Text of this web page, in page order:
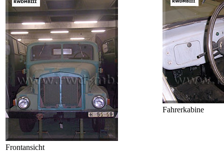
Frontansicht
Fahrerkabine